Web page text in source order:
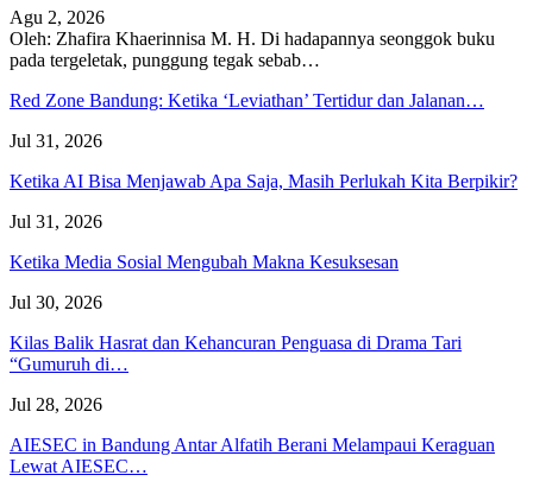
Agu 2, 2026
Oleh: Zhafira Khaerinnisa M. H. Di hadapannya seonggok buku
pada tergeletak, punggung tegak sebab…
Red Zone Bandung: Ketika ‘Leviathan’ Tertidur dan Jalanan…
Jul 31, 2026
Ketika AI Bisa Menjawab Apa Saja, Masih Perlukah Kita Berpikir?
Jul 31, 2026
Ketika Media Sosial Mengubah Makna Kesuksesan
Jul 30, 2026
Kilas Balik Hasrat dan Kehancuran Penguasa di Drama Tari
“Gumuruh di…
Jul 28, 2026
AIESEC in Bandung Antar Alfatih Berani Melampaui Keraguan
Lewat AIESEC…